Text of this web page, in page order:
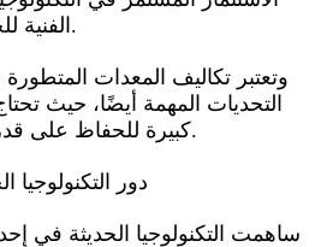
الفنية للحفاظ على جودة منتجاتها.
وتعتبر تكاليف المعدات
التحديات المهمة أيضًا، حيث
كبيرة للحفاظ على قدرتها التنافسية في السوق.
دور التكنولوجيا
ساهمت التكنولوجيا الحديثة في